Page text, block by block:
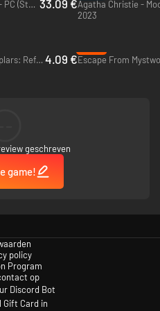
aan elkaar dankzij het nieuwe
zoek naar aanwijzingen. Ga
en inspecteer dat vanuit een first
Agatha Christie - Death on the Nile - PC (Steam) 33.09 €
2023
Broken Sword - Shadow of the Templars: Reforged - PC & Mac (Steam) 4.09 €Escape From
geschreven
game!
policy
Program
op
Discord Bot
Gift Card in